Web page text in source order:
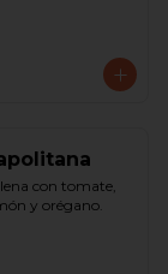
con tomate,
y orégano.